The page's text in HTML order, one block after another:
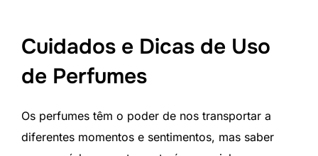
Cuidados e Dicas de Uso
de Perfumes
Os perfumes têm o poder de nos transportar a
diferentes momentos e sentimentos, mas saber